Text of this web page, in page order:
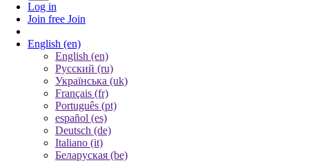
Log in
Join free Join
English (en)
English (en)
Русский (ru)
Українська (uk)
Français (fr)
Português (pt)
español (es)
Deutsch (de)
Italiano (it)
Беларуская (be)